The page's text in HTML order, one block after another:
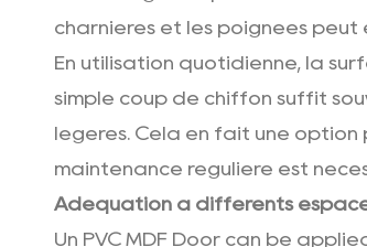
charnières et les poignées peut
En utilisation quotidienne, la
simple coup de chiffon suffit
légères. Cela en fait une option
maintenance régulière est
Adéquation à différents
Un PVC MDF Door can be